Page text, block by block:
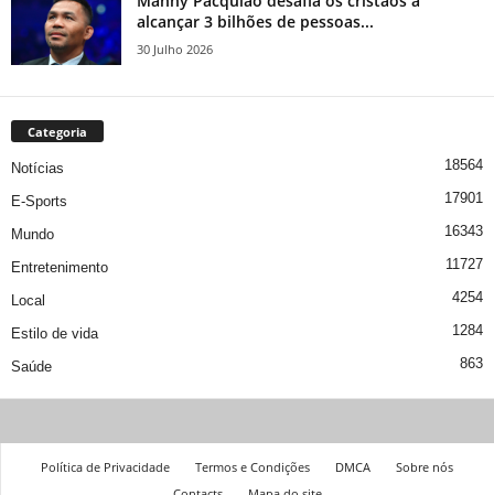
alcançar 3 bilhões de pessoas...
30 Julho 2026
Categoria
Notícias 18564
E-Sports 17901
Mundo 16343
Entretenimento 11727
Local 4254
Estilo de vida 1284
Saúde 863
Política de Privacidade Termos e Condições DMCA
Sobre nós